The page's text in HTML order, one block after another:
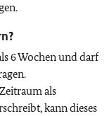
6 Wochen und darf
als
kann dieses